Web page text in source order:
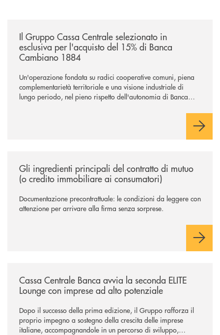
Il Gruppo Cassa Centrale selezionato in
esclusiva per l'acquisto del 15% di Banca
Cambiano 1884
Un'operazione fondata su radici cooperative comuni, piena
complementarietà territoriale e una visione industriale di
lungo periodo, nel pieno rispetto dell'autonomia di Banca
negoziazione esclusiva per la finalizzazione dell’operazione.
Gli ingredienti principali del contratto di mutuo
(o credito immobiliare ai consumatori)
Documentazione precontrattuale: le condizioni da leggere con
attenzione per arrivare alla firma senza sorprese.
Cassa Centrale Banca avvia la seconda ELITE
Lounge con imprese ad alto potenziale
Dopo il successo della prima edizione, il Gruppo rafforza il
proprio impegno a sostegno della crescita delle imprese
italiane, accompagnandole in un percorso di sviluppo,